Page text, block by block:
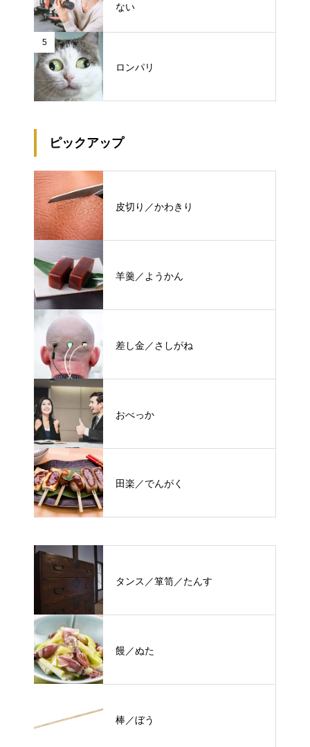
ない
5
ロンパリ
ピックアップ
皮切り／かわきり
羊羹／ようかん
差し金／さしがね
おべっか
田楽／でんがく
タンス／箪笥／たんす
饅／ぬた
棒／ぼう